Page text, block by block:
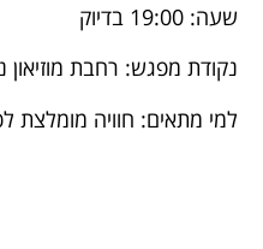
שעה: 19:00 בדיוק
נקודת מפגש: רחבת מוזיאון
למי מתאים: חוויה